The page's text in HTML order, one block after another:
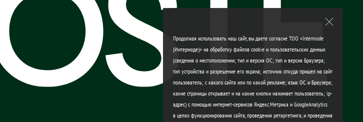
Продолжая использовать наш сайт, вы даете согласие ТОО «Intermode
(Интермоде)» на обработку файлов cookie и пользовательских данных
(сведения о местоположении; тип и версия ОС; тип и версия Браузера;
тип устройства и разрешение его экрана; источник откуда пришел на сайт
пользователь; с какого сайта или по какой рекламе; язык ОС и Браузера;
какие страницы открывает и на какие кнопки нажимает пользователь; ip-
адрес) с помощью интернет-сервисов Яндекс.Метрика и GoogleAnalytics
в целях функционирования сайта, проведения ретаргетинга, и проведения